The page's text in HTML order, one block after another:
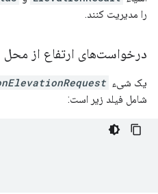
را مدیریت کنند.
درخواست‌های ارتفاع از محل
یک شیء
شامل فیلد زیر است: